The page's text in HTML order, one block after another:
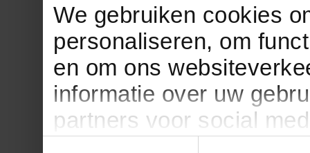
We gebruiken cookies
personaliseren, om
en om ons
informatie over uw
partners voor social